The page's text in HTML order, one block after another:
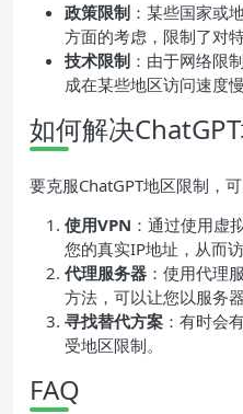
政策限制 ：某些国家或
方面的考虑，限制了对
技术限制 ：由于网络限
成在某些地区访问速度
如何解决
要克服ChatGPT地区限制，
使用VPN ：通过使用虚
您的真实IP地址，从而
代理服务器 ：使用代理
方法，可以让您以服务
寻找替代方案 ：有时会
受地区限制。
FAQ